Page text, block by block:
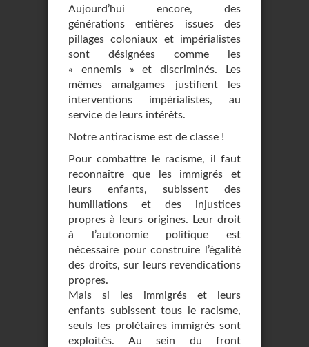
Aujourd’hui encore, des
générations entières issues des
pillages coloniaux et impérialistes
sont désignées comme les
« ennemis » et discriminés. Les
mêmes amalgames justifient les
interventions impérialistes, au
service de leurs intérêts.
Notre antiracisme est de classe !
Pour combattre le racisme, il faut
reconnaître que les immigrés et
leurs enfants, subissent des
humiliations et des injustices
propres à leurs origines. Leur droit
à l’autonomie politique est
nécessaire pour construire l’égalité
des droits, sur leurs revendications
propres.
Mais si les immigrés et leurs
enfants subissent tous le racisme,
seuls les prolétaires immigrés sont
exploités. Au sein du front